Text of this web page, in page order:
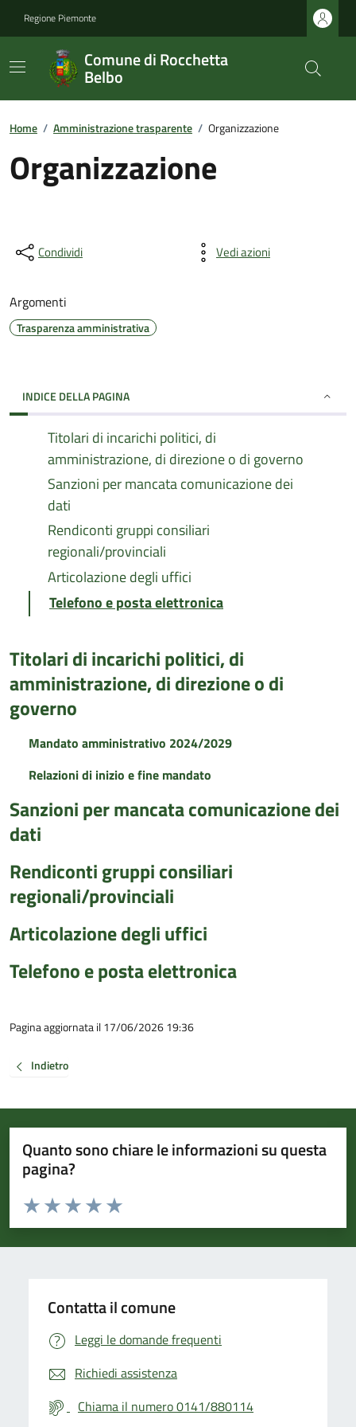
Regione Piemonte
Comune di Rocchetta
Belbo
Home / Amministrazione trasparente / Organizzazione
Organizzazione
Condividi Vedi azioni
Argomenti
Trasparenza amministrativa
INDICE DELLA PAGINA
Titolari di incarichi politici, di
amministrazione, di direzione o di governo
Sanzioni per mancata comunicazione dei
dati
Rendiconti gruppi consiliari
regionali/provinciali
Articolazione degli uffici
Telefono e posta elettronica
Titolari di incarichi politici, di
amministrazione, di direzione o di
governo
Mandato amministrativo 2024/2029
Relazioni di inizio e fine mandato
Sanzioni per mancata comunicazione dei
dati
Rendiconti gruppi consiliari
regionali/provinciali
Articolazione degli uffici
Telefono e posta elettronica
Pagina aggiornata il 17/06/2026 19:36
Indietro
Quanto sono chiare le informazioni su questa
pagina?
Valuta da 1 a 5 stelle la pagina
Valuta 5 stelle su 5
Valuta 4 stelle su 5
Valuta 3 stelle su 5
Valuta 2 stelle su 5
Valuta 1 stelle su 5
Contatta il comune
Leggi le domande frequenti
Richiedi assistenza
Chiama il numero 0141/880114